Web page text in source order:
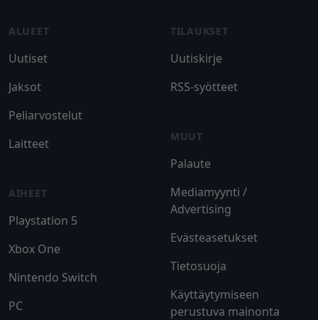
ALUEET
Uutiset
Jaksot
Peliarvostelut
Laitteet
AIHEET
Playstation 5
Xbox One
Nintendo Switch
PC
TILAUKSET
Uutiskirje
RSS-syötteet
MUUT
Palaute
Mediamyynti /
Advertising
Evästeasetukset
Tietosuoja
Käyttäytymiseen
perustuva mainonta